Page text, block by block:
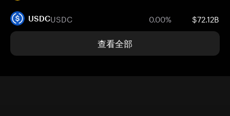
USDCUSDC 0.00% $72.12B
查看全部